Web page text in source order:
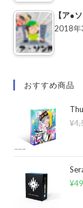
【ア●
2018年
おすすめ商品
¥
¥